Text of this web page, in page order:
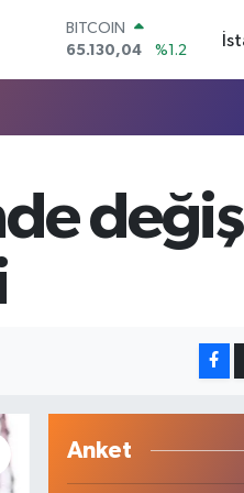
DOLAR
47,7106
%0.17
64,4046
%0.35
BİST100
13.773
%-19
Anket